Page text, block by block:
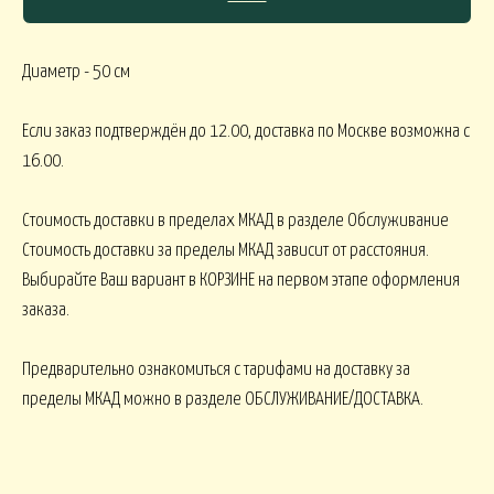
НГ ЁЛОЧКИ
В МАРТИННИЦЕ
Диаметр - 50 см
Если заказ подтверждён до 12.00, доставка по Москве возможна с
16.00.
Стоимость доставки в пределах МКАД в разделе Обслуживание
Стоимость доставки за пределы МКАД зависит от расстояния.
Выбирайте Ваш вариант в КОРЗИНЕ на первом этапе оформления
заказа.
Предварительно ознакомиться с тарифами на доставку за
пределы МКАД можно в разделе ОБСЛУЖИВАНИЕ/ДОСТАВКА.